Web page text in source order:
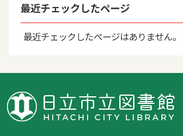
最近チェックしたページ
最近チェックしたページはありません。